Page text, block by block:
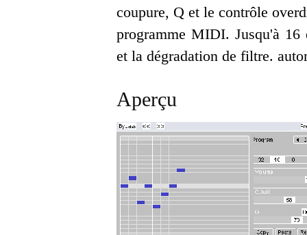
coupure, Q et le contrôle
programme MIDI. Jusqu'à 16
et la dégradation de filtre.
Aperçu